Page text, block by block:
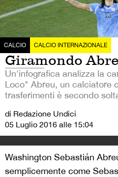
CALCIO CALCIO INTERNAZIONALE
Giramondo
Un'infografica analizza la
Loco" Abreu, un calciatore
trasferimenti è secondo
di Redazione Undici
05 Luglio 2016 alle 15:04
Washington Sebastián
semplicemente come